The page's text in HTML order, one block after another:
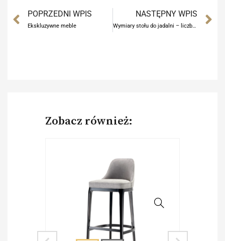
Prev
POPRZEDNI WPIS
Ekskluzywne meble
NASTĘPNY WPIS
Wymiary stołu do jadalni – liczby, proporcje i konsekwencje projektowe
Zobacz również: